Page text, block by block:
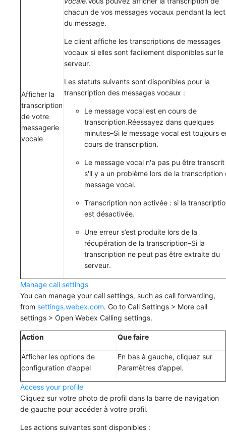
Afficher la
transcription
de votre
messagerie
vocale
chacun de vos messages vocaux pendant la
du message.
Le client affiche les transcriptions de messages
vocaux si elles sont facilement disponibles sur le
serveur.
Les statuts suivants sont disponibles pour la
transcription des messages vocaux :
Le message vocal est en cours de
transcription.Réessayez dans quelques
minutes–Si le message vocal est toujours
cours de transcription.
Le message vocal n'a pas pu être transcrit
s'il y a un problème lors de la transcription
message vocal.
Transcription non activée : si la
est désactivée.
Une erreur s’est produite lors de la
récupération de la transcription–Si la
transcription ne peut pas être extraite du
serveur.
Manage call settings
You can manage your call settings, such as call forwarding,
from settings.webex.com. Go to Call Settings > More call
settings > Open Webex Calling settings.
Action Que faire
Afficher les options de
configuration d’appel
En bas à gauche, cliquez sur
Paramètres d’appel.
Access your profile
Cliquez sur votre photo de profil dans la barre de navigation
de gauche pour accéder à votre profil.
Les actions suivantes sont disponibles :